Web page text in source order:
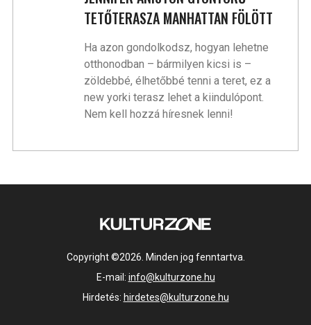
TETŐTERASZA MANHATTAN FÖLÖTT
Ha azon gondolkodsz, hogyan lehetne
otthonodban – bármilyen kicsi is –
zöldebbé, élhetőbbé tenni a teret, ez a
new yorki terasz lehet a kiindulópont.
Nem kell hozzá híresnek lenni!
Copyright ©2026. Minden jog fenntartva.
E-mail: info@kulturzone.hu
Hirdetés: hirdetes@kulturzone.hu